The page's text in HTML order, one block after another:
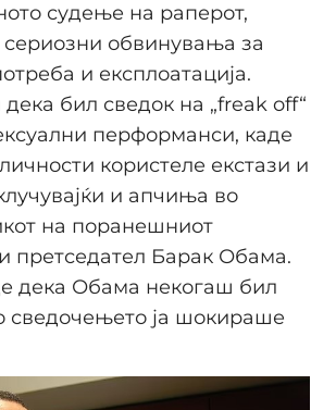
судење на раперот,
сериозни обвинувања за
и експлоатација.
бил сведок на „freak off“
перформанси, каде
користеле екстази и
и апчиња во
на поранешниот
претседател Барак Обама.
дека Обама некогаш бил
сведочењето ја шокираше